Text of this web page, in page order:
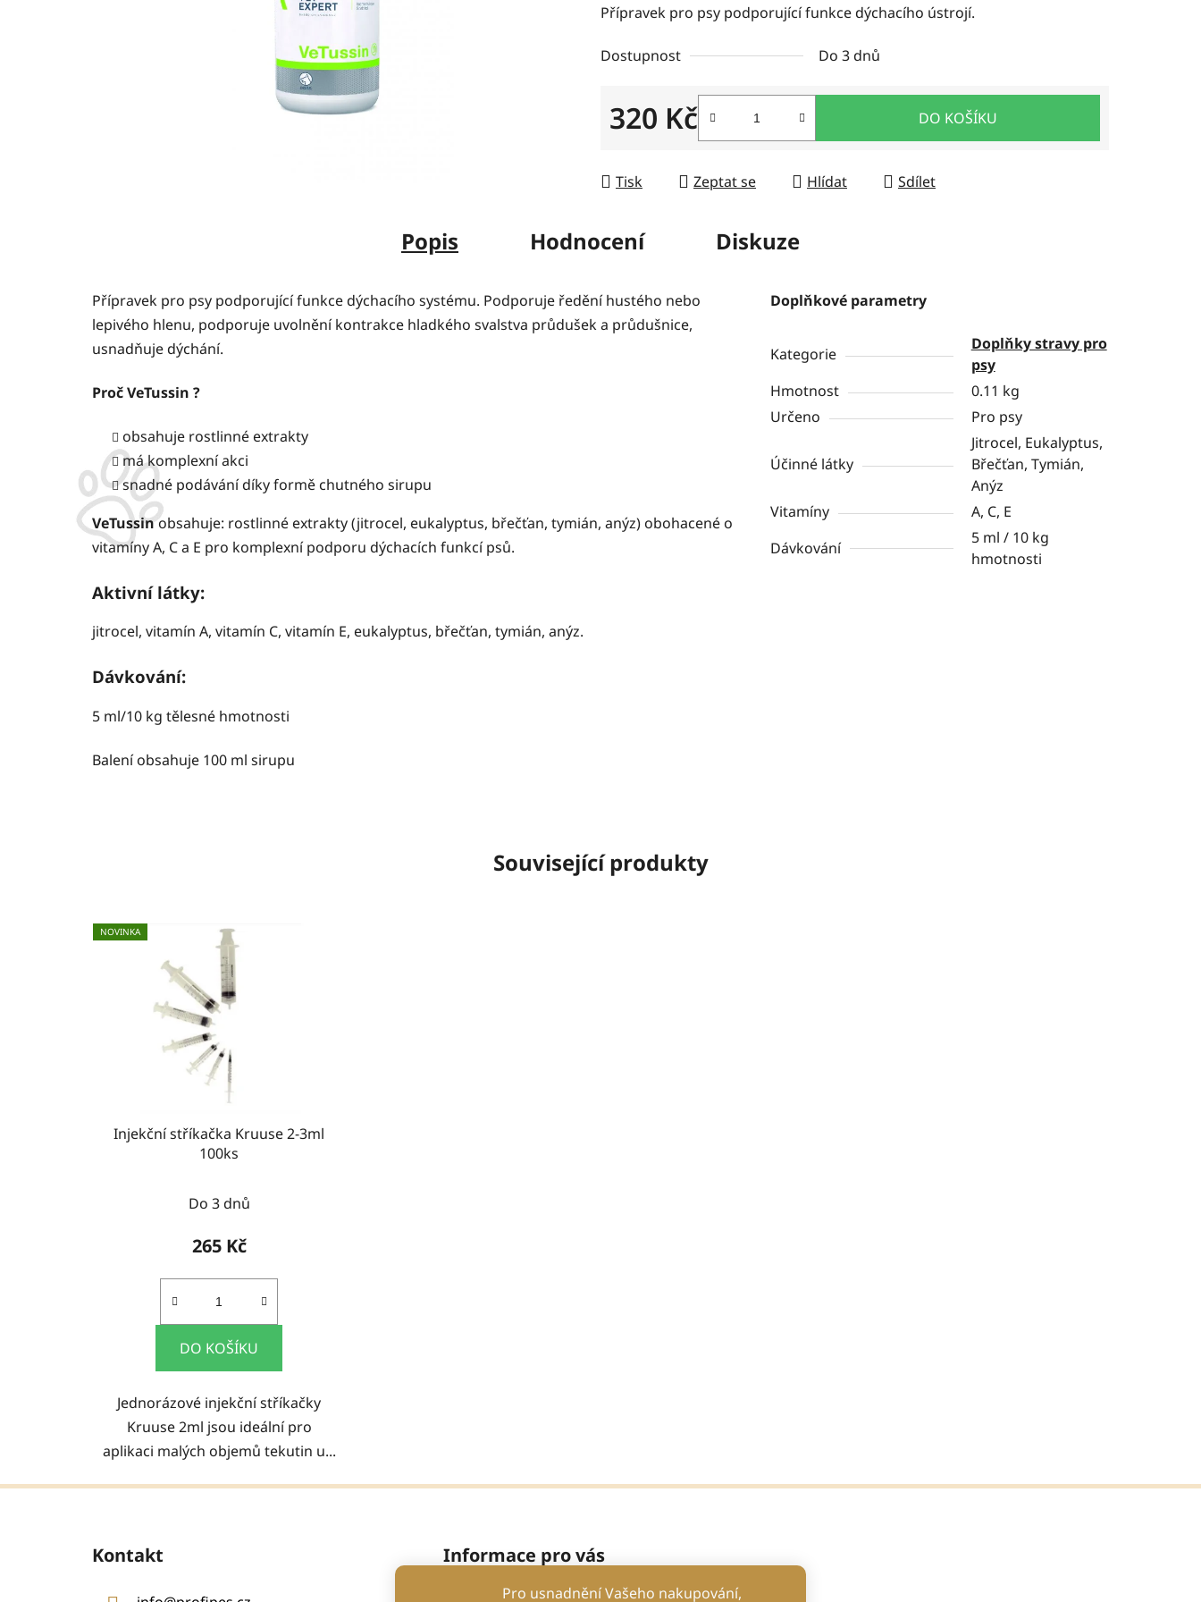
Pro usnadnění Vašeho nakupování,
je
z
hvězdiček.
Přípravek pro psy podporující funkce dýchacího ústrojí.
Dostupnost Do 3 dnů
320 Kč DO KOŠÍKU
Tisk Zeptat se Hlídat Sdílet
Popis Hodnocení Diskuze
Přípravek pro psy podporující funkce dýchacího systému. Podporuje ředění hustého nebo
lepivého hlenu, podporuje uvolnění kontrakce hladkého svalstva průdušek a průdušnice,
usnadňuje dýchání.
Proč VeTussin ?
obsahuje rostlinné extrakty
má komplexní akci
snadné podávání díky formě chutného sirupu
VeTussinobsahuje: rostlinné extrakty (jitrocel, eukalyptus, břečťan, tymián, anýz) obohacené o
vitamíny A, C a E pro komplexní podporu dýchacích funkcí psů.
Aktivní látky:
jitrocel, vitamín A, vitamín C, vitamín E, eukalyptus, břečťan, tymián, anýz.
Dávkování:
5 ml/10 kg tělesné hmotnosti
Balení obsahuje 100 ml sirupu
Doplňkové parametry
Kategorie
Doplňky stravy pro
psy
Hmotnost
0.11 kg
Určeno
Pro psy
Účinné látky
Jitrocel, Eukalyptus,
Břečťan, Tymián,
Anýz
Vitamíny
A, C, E
Dávkování
5 ml / 10 kg
hmotnosti
Související produkty
NOVINKA
Injekční stříkačka Kruuse 2-3ml
100ks
Do 3 dnů
265 Kč
DO KOŠÍKU
Jednorázové injekční stříkačky
Kruuse 2ml jsou ideální pro
aplikaci malých objemů tekutin u...
Kontakt Informace pro vás
Proč se spolehnout na nás?